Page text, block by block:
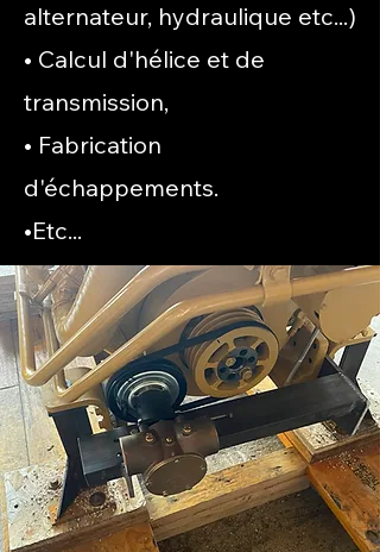
alternateur, hydraulique etc...)
• Calcul d'hélice et de
transmission,
• Fabrication
d'échappements.
•Etc...